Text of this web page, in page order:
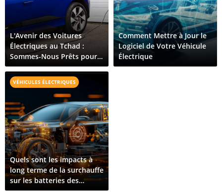
L'Avenir des Voitures
Électriques au Tchad :
Sommes-Nous Prêts pour
la Révolution Électrique ?
Comment Mettre à Jour le
Logiciel de Votre Véhicule
Électrique
VÉHICULES ÉLECTRIQUES
Quels sont les impacts à
long terme de la surchauffe
sur les batteries des
véhicules électriques ?